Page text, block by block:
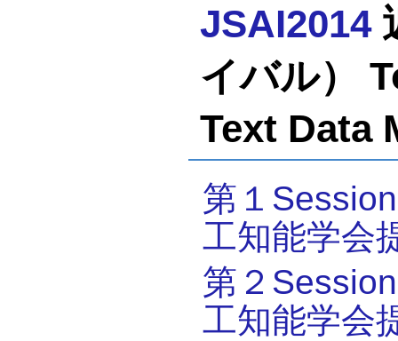
JSAI2014
イバル）
Text Data
第１
工知能学会
第２
工知能学会